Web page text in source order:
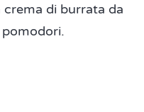
di burrata da